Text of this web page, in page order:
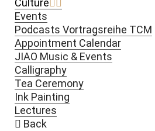
Culture
Events
Podcasts Vortragsreihe TCM
Appointment Calendar
JIAO Music & Events
Calligraphy
Tea Ceremony
Ink Painting
Lectures
Back